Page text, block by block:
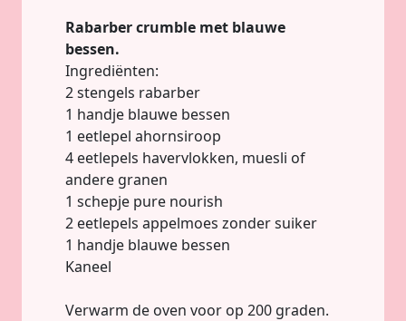
Rabarber crumble met blauwe
bessen.
Ingrediënten:
2 stengels rabarber
1 handje blauwe bessen
1 eetlepel ahornsiroop
4 eetlepels havervlokken, muesli of
andere granen
1 schepje pure nourish
2 eetlepels appelmoes zonder suiker
1 handje blauwe bessen
Kaneel
Verwarm de oven voor op 200 graden.